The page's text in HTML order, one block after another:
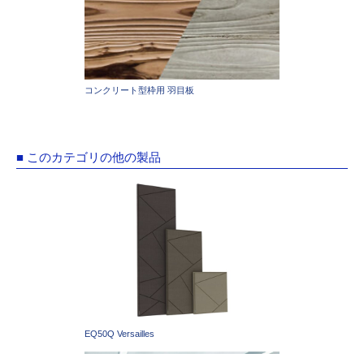
コンクリート型枠用 羽目板
■ このカテゴリの他の製品
EQ50Q Versailles